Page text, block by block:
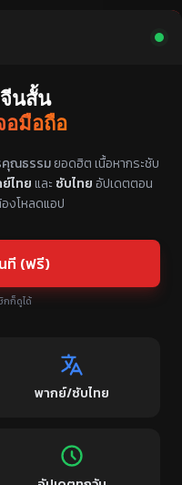
นสั้น
อมือถือ
คุณธรรมยอดฮิต เนื้อหากระชับ
ไทยและ ซับไทยอัปเดตตอน
งโหลดแอป
ที (ฟรี)
กก็ดูได้
พากย์/ซับไทย